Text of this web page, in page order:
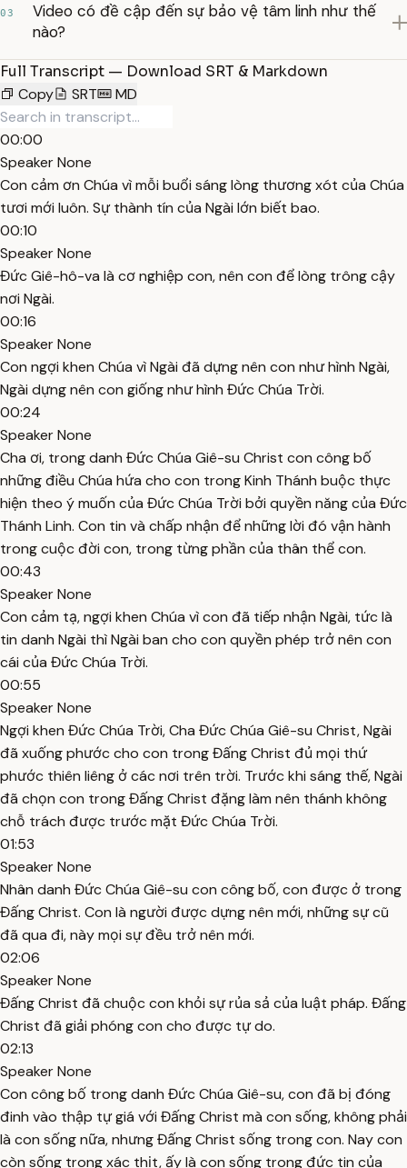
03
Video có đề cập đến sự bảo vệ tâm linh như thế
nào?
Full Transcript — Download SRT & Markdown
Copy
SRT MD
00:00
Speaker None
Con cảm ơn Chúa vì mỗi buổi sáng lòng thương xót của Chúa
tươi mới luôn. Sự thành tín của Ngài lớn biết bao.
00:10
Speaker None
Đức Giê-hô-va là cơ nghiệp con, nên con để lòng trông cậy
nơi Ngài.
00:16
Speaker None
Con ngợi khen Chúa vì Ngài đã dựng nên con như hình Ngài,
Ngài dựng nên con giống như hình Đức Chúa Trời.
00:24
Speaker None
Cha ơi, trong danh Đức Chúa Giê-su Christ con công bố
những điều Chúa hứa cho con trong Kinh Thánh buộc thực
hiện theo ý muốn của Đức Chúa Trời bởi quyền năng của Đức
Thánh Linh. Con tin và chấp nhận để những lời đó vận hành
trong cuộc đời con, trong từng phần của thân thể con.
00:43
Speaker None
Con cảm tạ, ngợi khen Chúa vì con đã tiếp nhận Ngài, tức là
tin danh Ngài thì Ngài ban cho con quyền phép trở nên con
cái của Đức Chúa Trời.
00:55
Speaker None
Ngợi khen Đức Chúa Trời, Cha Đức Chúa Giê-su Christ, Ngài
đã xuống phước cho con trong Đấng Christ đủ mọi thứ
phước thiên liêng ở các nơi trên trời. Trước khi sáng thế, Ngài
đã chọn con trong Đấng Christ đặng làm nên thánh không
chỗ trách được trước mặt Đức Chúa Trời.
01:53
Speaker None
Nhân danh Đức Chúa Giê-su con công bố, con được ở trong
Đấng Christ. Con là người được dựng nên mới, những sự cũ
đã qua đi, này mọi sự đều trở nên mới.
02:06
Speaker None
Đấng Christ đã chuộc con khỏi sự rủa sả của luật pháp. Đấng
Christ đã giải phóng con cho được tự do.
02:13
Speaker None
Con công bố trong danh Đức Chúa Giê-su, con đã bị đóng
đinh vào thập tự giá với Đấng Christ mà con sống, không phải
là con sống nữa, nhưng Đấng Christ sống trong con. Nay con
còn sống trong xác thịt, ấy là con sống trong đức tin của